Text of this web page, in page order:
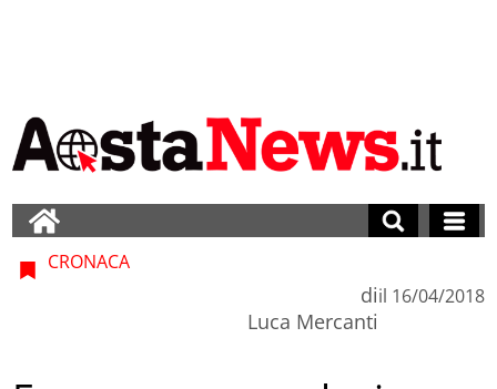
CRONACA
di
Luca Mercanti
il 16/04/2018